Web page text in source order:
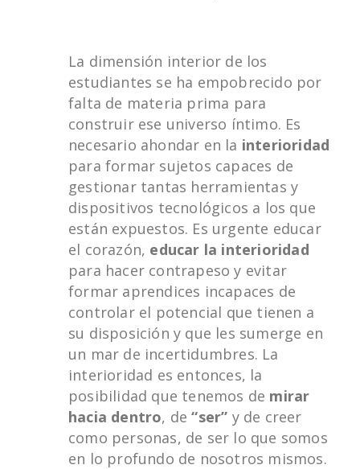
La dimensión interior de los
estudiantes se ha empobrecido por
falta de materia prima para
construir ese universo íntimo. Es
necesario ahondar en la interioridad
para formar sujetos capaces de
gestionar tantas herramientas y
dispositivos tecnológicos a los que
están expuestos. Es urgente educar
el corazón, educar la interioridad
para hacer contrapeso y evitar
formar aprendices incapaces de
controlar el potencial que tienen a
su disposición y que les sumerge en
un mar de incertidumbres. La
interioridad es entonces, la
posibilidad que tenemos de mirar
hacia dentro, de“ser” y de creer
como personas, de ser lo que somos
en lo profundo de nosotros mismos.